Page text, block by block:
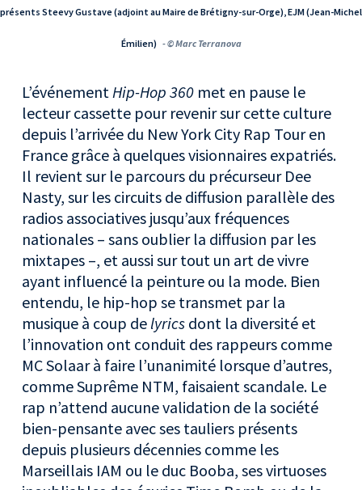
présents Steevy Gustave (adjoint au Maire de Brétigny-sur-Orge), EJM (Jean-Michel
Émilien) - © Marc Terranova
L’événementHip-Hop 360 met en pause le
lecteur cassette pour revenir sur cette culture
depuis l’arrivée du New York City Rap Tour en
France grâce à quelques visionnaires expatriés.
Il revient sur le parcours du précurseur Dee
Nasty, sur les circuits de diffusion parallèle des
radios associatives jusqu’aux fréquences
nationales – sans oublier la diffusion par les
mixtapes –, et aussi sur tout un art de vivre
ayant influencé la peinture ou la mode. Bien
entendu, le hip-hop se transmet par la
musique à coup de lyrics dont la diversité et
l’innovation ont conduit des rappeurs comme
MC Solaar à faire l’unanimité lorsque d’autres,
comme Suprême NTM, faisaient scandale. Le
rap n’attend aucune validation de la société
bien-pensante avec ses tauliers présents
depuis plusieurs décennies comme les
Marseillais IAM ou le duc Booba, ses virtuoses